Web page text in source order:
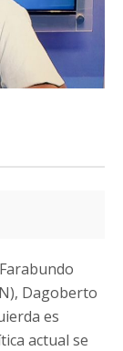
Dagoberto
es
actual se